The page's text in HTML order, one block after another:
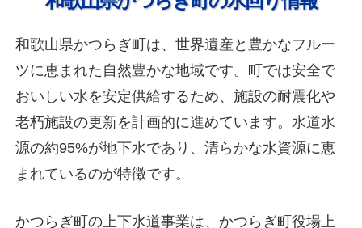
和歌山県かつらぎ町は、世界遺産と豊かなフルー
ツに恵まれた自然豊かな地域です。町では安全で
おいしい水を安定供給するため、施設の耐震化や
老朽施設の更新を計画的に進めています。水道水
源の約95%が地下水であり、清らかな水資源に恵
まれているのが特徴です。
かつらぎ町の上下水道事業は、かつらぎ町役場上